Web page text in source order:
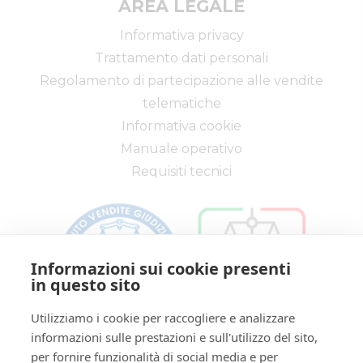
Via Saragat, 19 - Reggio Emilia 42124 - RE
AREA LEGALE
Informativa privacy
Trattamento dati personali
Regolamento di partecipazione alle vendite
telematiche
Informativa cookie
Manuale operativo
Requisiti tecnici
Informazioni sui cookie presenti
in questo sito
Utilizziamo i cookie per raccogliere e analizzare
informazioni sulle prestazioni e sull'utilizzo del sito,
per fornire funzionalità di social media e per